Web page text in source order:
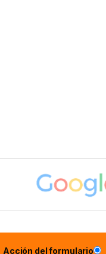
Acción del formulario